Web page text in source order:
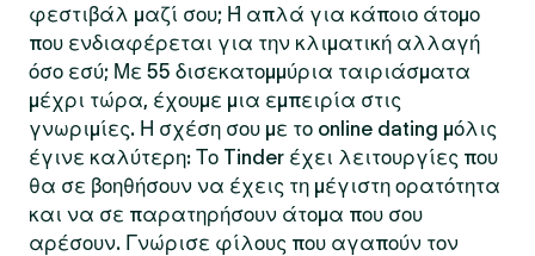
φεστιβάλ μαζί σου; Ή απλά για κάποιο άτομο
που ενδιαφέρεται για την κλιματική αλλαγή
όσο εσύ; Με 55 δισεκατομμύρια ταιριάσματα
μέχρι τώρα, έχουμε μια εμπειρία στις
γνωριμίες. Η σχέση σου με το online dating μόλις
έγινε καλύτερη: Το Tinder έχει λειτουργίες που
θα σε βοηθήσουν να έχεις τη μέγιστη ορατότητα
και να σε παρατηρήσουν άτομα που σου
αρέσουν. Γνώρισε φίλους που αγαπούν τον